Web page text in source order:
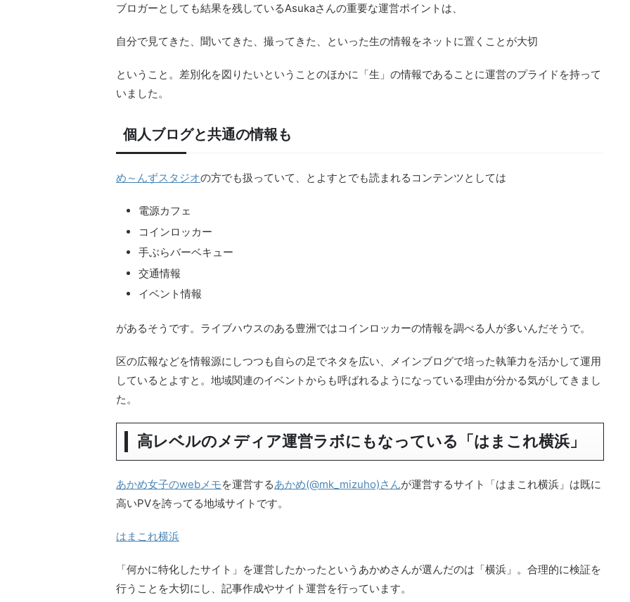
ブロガーとしても結果を残しているAsukaさんの重要な運営ポイントは、
自分で見てきた、聞いてきた、撮ってきた、といった生の情報をネットに置くことが大切
ということ。差別化を図りたいということのほかに「生」の情報であることに運営のプライドを持って
いました。
個人ブログと共通の情報も
め～んずスタジオの方でも扱っていて、とよすとでも読まれるコンテンツとしては
電源カフェ
コインロッカー
手ぶらバーベキュー
交通情報
イベント情報
があるそうです。ライブハウスのある豊洲ではコインロッカーの情報を調べる人が多いんだそうで。
区の広報などを情報源にしつつも自らの足でネタを広い、メインブログで培った執筆力を活かして運用
しているとよすと。地域関連のイベントからも呼ばれるようになっている理由が分かる気がしてきまし
た。
高レベルのメディア運営ラボにもなっている「はまこれ横浜」
あかめ女子のwebメモを運営するあかめ(@mk_mizuho)さんが運営するサイト「はまこれ横浜」は既に
高いPVを誇ってる地域サイトです。
はまこれ横浜
「何かに特化したサイト」を運営したかったというあかめさんが選んだのは「横浜」。合理的に検証を
行うことを大切にし、記事作成やサイト運営を行っています。